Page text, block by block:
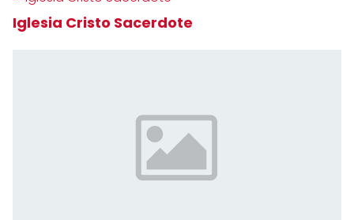
Iglesia Cristo Sacerdote